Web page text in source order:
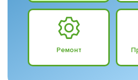
Ремонт